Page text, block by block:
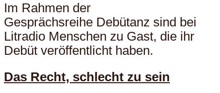
Im Rahmen der
Gesprächsreihe Debütanz sind bei
Litradio Menschen zu Gast, die ihr
Debüt veröffentlicht haben.
Das Recht, schlecht zu sein